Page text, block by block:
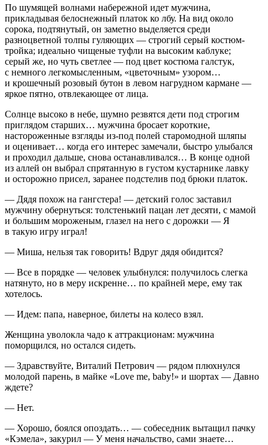
По шумящей волнами набережной идет мужчина,
прикладывая белоснежный платок ко лбу. На вид около
сорока, подтянутый, он заметно выделяется среди
разноцветной толпы гуляющих — строгий серый костюм-
тройка; идеально чищеные туфли на высоким каблуке;
серый же, но чуть светлее — под цвет костюма галстук,
с немного легкомысленным, «цветочным» узором…
и крошечный розовый бутон в левом нагрудном кармане —
яркое пятно, отвлекающее от лица.
Солнце высоко в небе, шумно резвятся дети под строгим
приглядом старших… мужчина бросает короткие,
настороженные взгляды из-под полей старомодной шляпы
и оценивает… когда его интерес замечали, быстро улыбался
и проходил дальше, снова останавливался… В конце одной
из аллей он выбрал спрятанную в густом кустарнике лавку
и осторожно присел, заранее подстелив под брюки платок.
— Дядя похож на гангстера! — детский голос заставил
мужчину обернуться: толстенький пацан лет десяти, с мамой
и большим мороженым, глазел на него с дорожки — Я
в такую игру играл!
— Миша, нельзя так говорить! Вдруг дядя обидится?
— Все в порядке — человек улыбнулся: получилось слегка
натянуто, но в меру искренне… по крайней мере, ему так
хотелось.
— Идем: папа, наверное, билеты на колесо взял.
Женщина уволокла чадо к аттракционам: мужчина
поморщился, но остался сидеть.
— Здравствуйте, Виталий Петрович — рядом плюхнулся
молодой парень, в майке «Love me, baby!» и шортах — Давно
ждете?
— Нет.
— Хорошо, боялся опоздать… — собеседник вытащил пачку
«Кэмела», закурил — У меня начальство, сами знаете…